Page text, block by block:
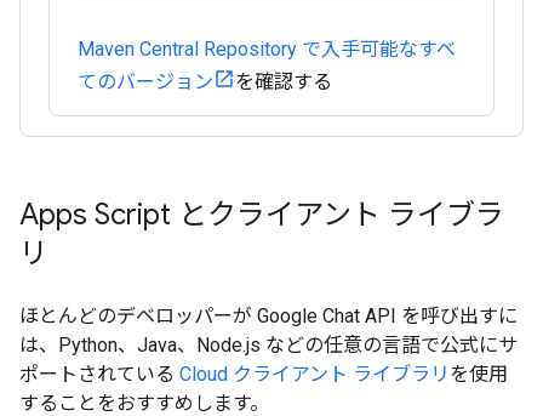
Maven Central Repository で入手可能なすべ
てのバージョン
を確認する
Apps Script とクライアント ライブラ
リ
ほとんどのデベロッパーが Google Chat API を呼び出すに
は、Python、Java、Node.js などの任意の言語で公式にサ
ポートされている Cloud クライアント ライブラリ を使用
することをおすすめします。